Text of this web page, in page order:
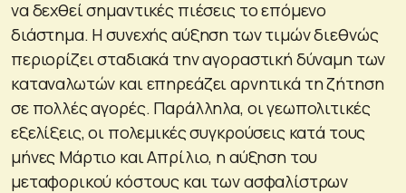
να δεχθεί σημαντικές πιέσεις το επόμενο
διάστημα. Η συνεχής αύξηση των τιμών διεθνώς
περιορίζει σταδιακά την αγοραστική δύναμη των
καταναλωτών και επηρεάζει αρνητικά τη ζήτηση
σε πολλές αγορές. Παράλληλα, οι γεωπολιτικές
εξελίξεις, οι πολεμικές συγκρούσεις κατά τους
μήνες Μάρτιο και Απρίλιο, η αύξηση του
μεταφορικού κόστους και των ασφαλίστρων